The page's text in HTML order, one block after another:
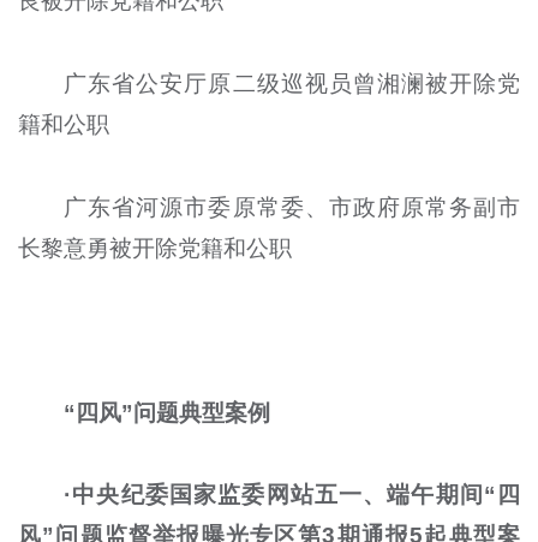
广东省公安厅原二级巡视员曾湘澜被开除党
籍和公职
广东省河源市委原常委、市政府原常务副市
长黎意勇被开除党籍和公职
“四风”问题典型案例
·中央纪委国家监委网站五一、端午期间“四
风”问题监督举报曝光专区第3期通报5起典型案